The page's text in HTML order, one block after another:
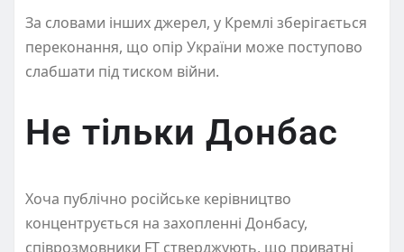
За словами інших джерел, у Кремлі зберігається
переконання, що опір України може поступово
слабшати під тиском війни.
Не тільки Донбас
Хоча публічно російське керівництво
концентрується на захопленні Донбасу,
співрозмовники FT стверджують, що приватні